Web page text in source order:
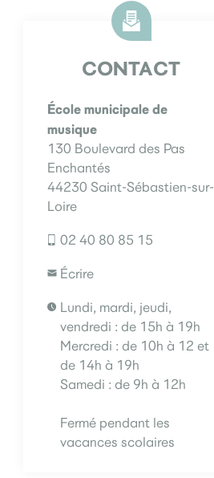
CONTACT
École municipale de
musique
130 Boulevard des Pas
Enchantés
44230 Saint-Sébastien-sur-
Loire
02 40 80 85 15
Écrire
Lundi, mardi, jeudi,
vendredi : de 15h à 19h
Mercredi : de 10h à 12 et
de 14h à 19h
Samedi : de 9h à 12h
Fermé pendant les
vacances scolaires